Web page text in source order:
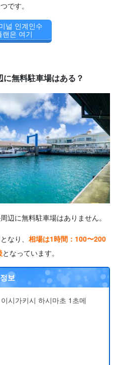
です。
널 인계인수
랜은 여기
無料駐車場はある？
辺に無料駐車場はありません。
なり、 相場は1時間：100〜200
となっています。
보
시가키시 하시마초 1초메